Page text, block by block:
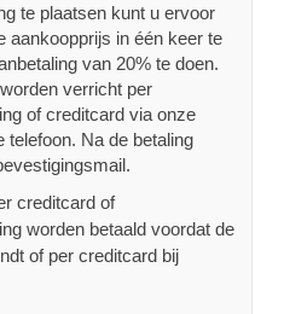
te plaatsen kunt u ervoor
aankoopprijs in één keer te
van 20% te doen.
verricht per
of creditcard via onze
telefoon. Na de betaling
creditcard of
worden betaald voordat de
of per creditcard bij